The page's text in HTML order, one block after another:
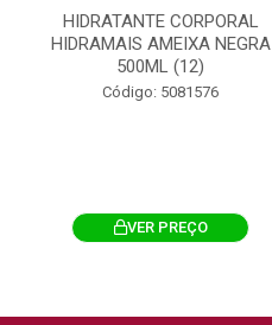
HIDRATANTE CORPORAL
HIDRAMAIS AMEIXA NEGRA
500ML (12)
Código: 5081576
VER PREÇO